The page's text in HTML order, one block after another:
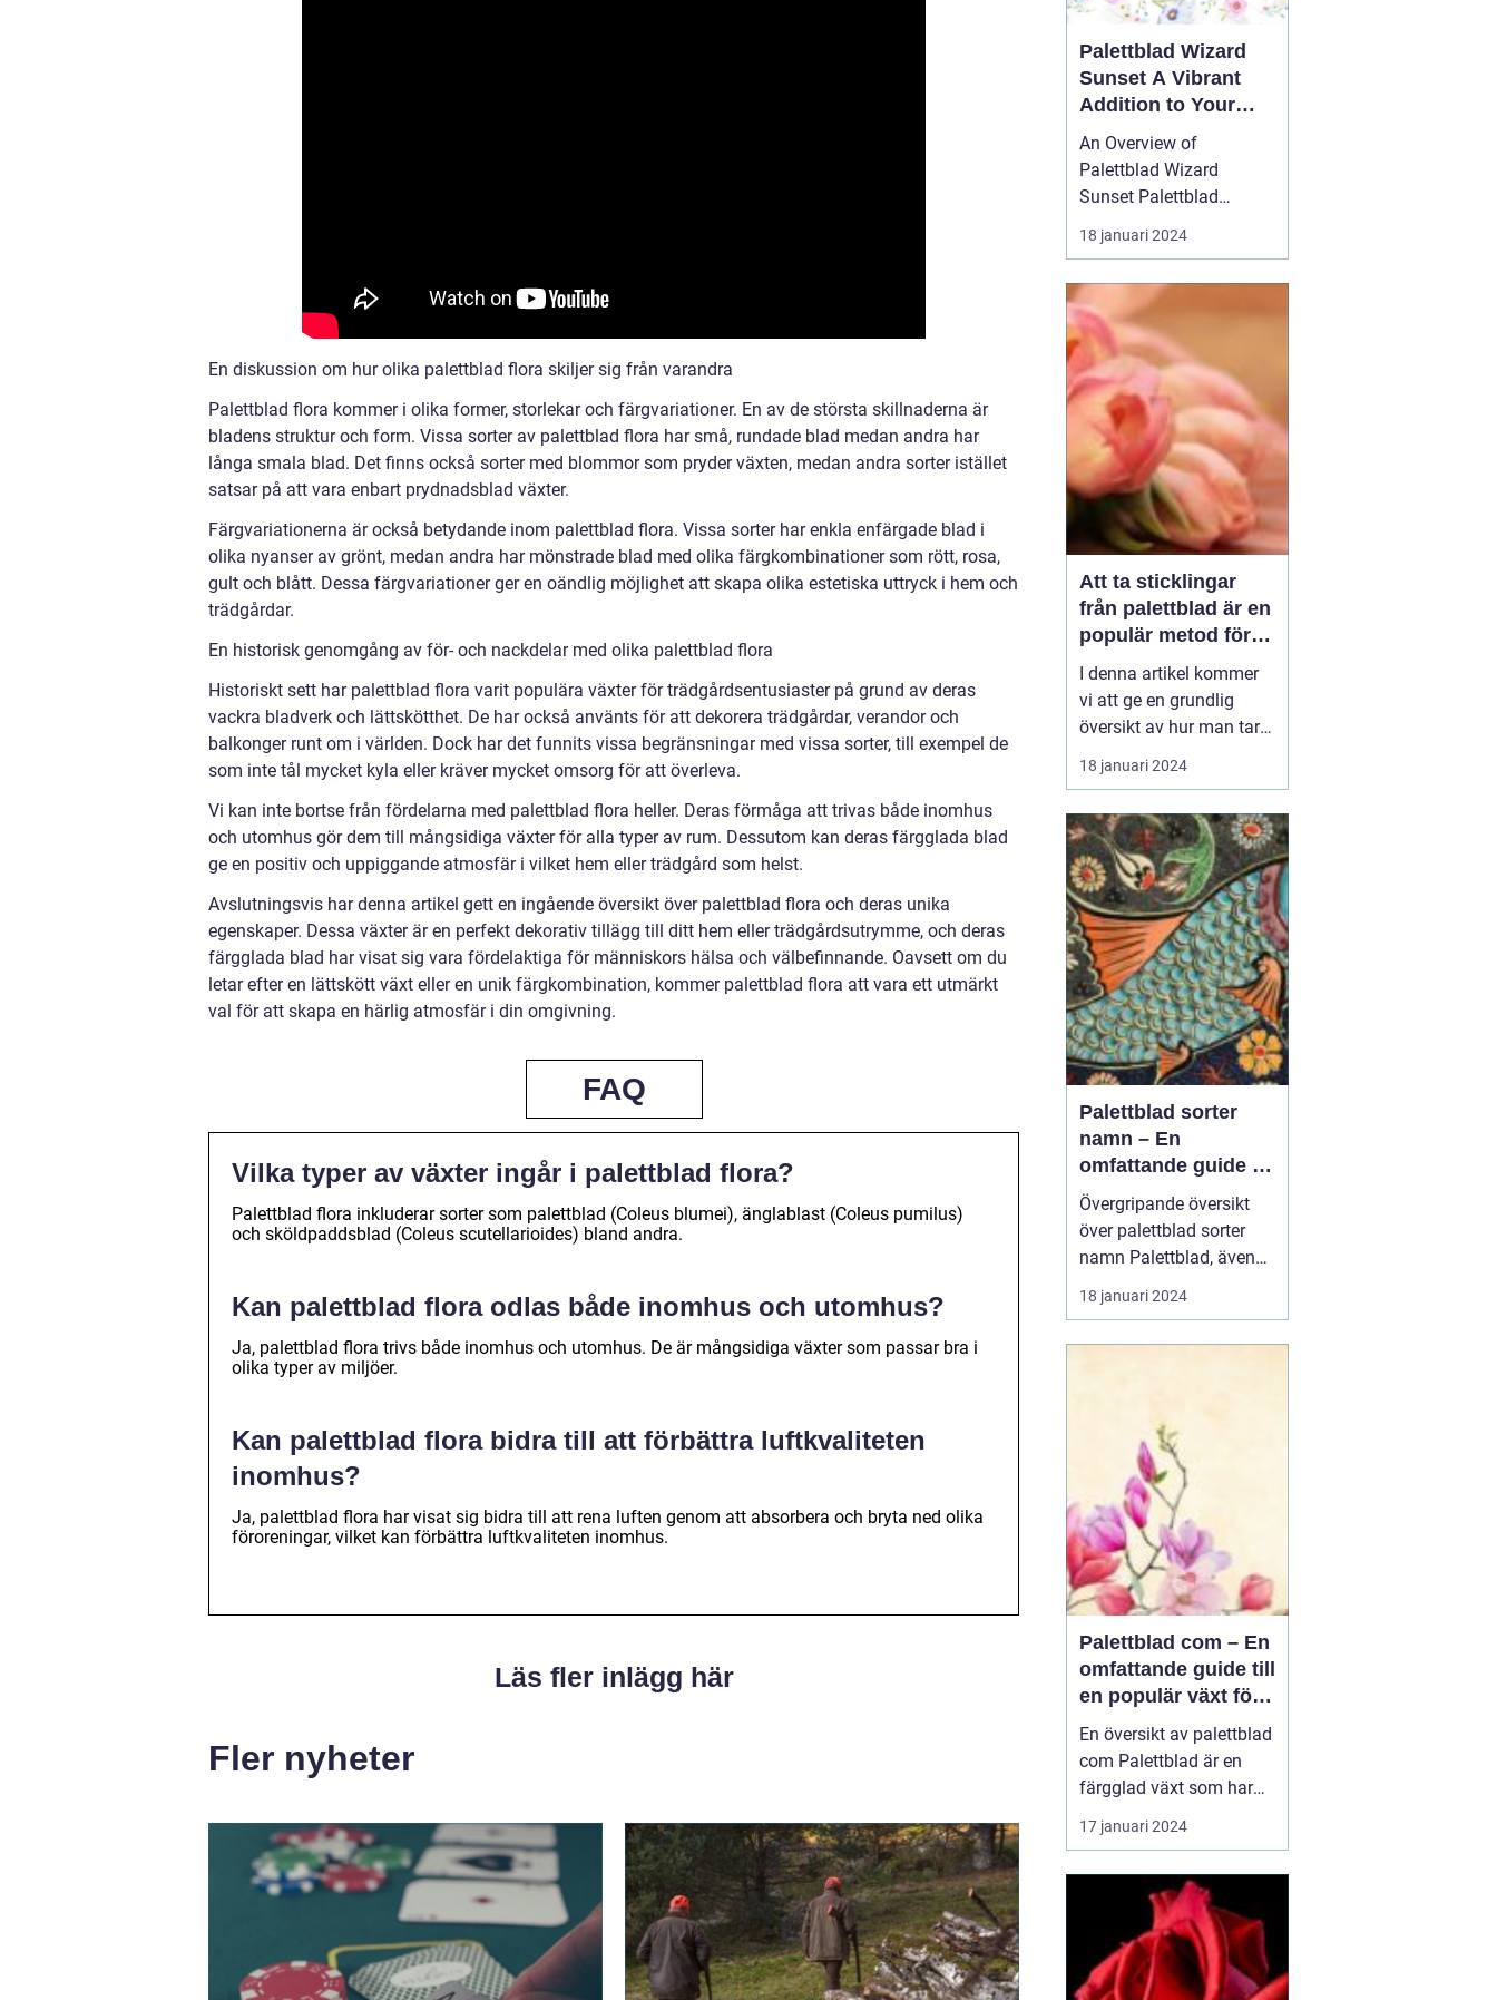
En diskussion om hur olika palettblad flora skiljer sig från varandra
Palettblad flora kommer i olika former, storlekar och färgvariationer. En av de största skillnaderna är
bladens struktur och form. Vissa sorter av palettblad flora har små, rundade blad medan andra har
långa smala blad. Det finns också sorter med blommor som pryder växten, medan andra sorter istället
satsar på att vara enbart prydnadsblad växter.
Färgvariationerna är också betydande inom palettblad flora. Vissa sorter har enkla enfärgade blad i
olika nyanser av grönt, medan andra har mönstrade blad med olika färgkombinationer som rött, rosa,
gult och blått. Dessa färgvariationer ger en oändlig möjlighet att skapa olika estetiska uttryck i hem och
trädgårdar.
En historisk genomgång av för- och nackdelar med olika palettblad flora
Historiskt sett har palettblad flora varit populära växter för trädgårdsentusiaster på grund av deras
vackra bladverk och lättskötthet. De har också använts för att dekorera trädgårdar, verandor och
balkonger runt om i världen. Dock har det funnits vissa begränsningar med vissa sorter, till exempel de
som inte tål mycket kyla eller kräver mycket omsorg för att överleva.
Vi kan inte bortse från fördelarna med palettblad flora heller. Deras förmåga att trivas både inomhus
och utomhus gör dem till mångsidiga växter för alla typer av rum. Dessutom kan deras färgglada blad
ge en positiv och uppiggande atmosfär i vilket hem eller trädgård som helst.
Avslutningsvis har denna artikel gett en ingående översikt över palettblad flora och deras unika
egenskaper. Dessa växter är en perfekt dekorativ tillägg till ditt hem eller trädgårdsutrymme, och deras
färgglada blad har visat sig vara fördelaktiga för människors hälsa och välbefinnande. Oavsett om du
letar efter en lättskött växt eller en unik färgkombination, kommer palettblad flora att vara ett utmärkt
val för att skapa en härlig atmosfär i din omgivning.
FAQ
Vilka typer av växter ingår i palettblad flora?
Palettblad flora inkluderar sorter som palettblad (Coleus blumei), änglablast (Coleus pumilus)
och sköldpaddsblad (Coleus scutellarioides) bland andra.
Kan palettblad flora odlas både inomhus och utomhus?
Ja, palettblad flora trivs både inomhus och utomhus. De är mångsidiga växter som passar bra i
olika typer av miljöer.
Kan palettblad flora bidra till att förbättra luftkvaliteten
inomhus?
Ja, palettblad flora har visat sig bidra till att rena luften genom att absorbera och bryta ned olika
föroreningar, vilket kan förbättra luftkvaliteten inomhus.
Läs fler inlägg här
Fler nyheter
Palettblad Wizard
Sunset A Vibrant
Addition to Your
Garden
An Overview of
Palettblad Wizard
Sunset Palettblad
Wizard Sunset is a
remarkable plant that
popularity among
garden enthusiasts. With
its stunning foliage and
vibrant colors, it adds a
touch of beauty and
charm to any garden o...
18 januari 2024
Att ta sticklingar
från palettblad är en
populär metod för
att föröka denna
vackra växt på ett
effektivt sätt
I denna artikel kommer
vi att ge en grundlig
översikt av hur man tar
sticklingar från
palettblad, presentera
och diskutera de
historiska för- och
nackdelarna med olika
metoder. Vi kommer
också att inkludera
kvantitativa mätn...
18 januari 2024
Palettblad sorter
namn – En
omfattande guide till
populära och unika
sorter
Övergripande översikt
över palettblad sorter
namn Palettblad, även
känt som Coleus, är en
populär växt som lockar
sorter och namn är
palettblad ett livligt och
vackert inslag i trädgår...
18 januari 2024
Palettblad com – En
omfattande guide till
en populär växt för
privatpersoner
En översikt av palettblad
com Palettblad är en
färgglad växt som har
blivit väldigt populär
bland
inom inredning. En
växthusodlare i USA,
Walter Turner, har
utvecklat en
17 januari 2024